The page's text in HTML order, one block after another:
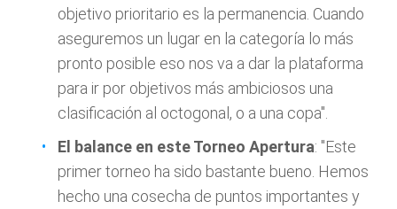
objetivo prioritario es la permanencia. Cuando
aseguremos un lugar en la categoría lo más
pronto posible eso nos va a dar la plataforma
para ir por objetivos más ambiciosos una
clasificación al octogonal, o a una copa".
El balance en este Torneo Apertura: "Este
primer torneo ha sido bastante bueno. Hemos
hecho una cosecha de puntos importantes y